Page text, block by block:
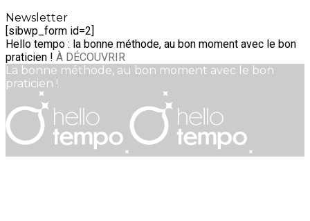
Newsletter
[sibwp_form id=2]
Hello tempo : la bonne méthode, au bon moment avec le bon
praticien ! À DÉCOUVRIR
La bonne méthode, au bon moment avec le bon
praticien !